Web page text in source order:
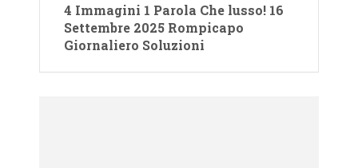
4 Immagini 1 Parola Che lusso! 16
Settembre 2025 Rompicapo
Giornaliero Soluzioni